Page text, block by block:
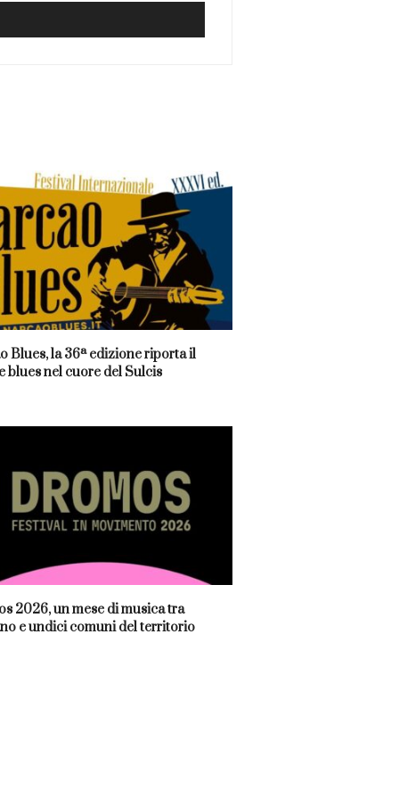
Blues, la 36ª edizione riporta il
blues nel cuore del Sulcis
2026, un mese di musica tra
e undici comuni del territorio